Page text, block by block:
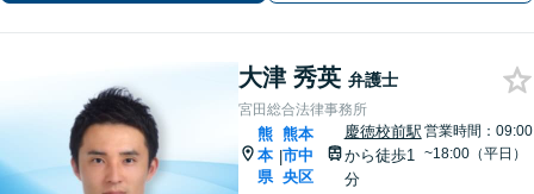
大津 秀英 弁護士
宮田総合法律事務所
熊
本
県
|
熊本
市中
央区
慶徳校前駅
から徒歩1
分
営業時間：09:00
~18:00（平日）